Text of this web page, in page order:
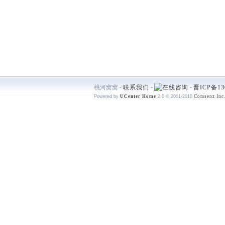
桃河窝窝 - 联系我们 - - 晋ICP备
Powered by UCenter Home 2.0 © 2001-2010 Comsenz Inc.